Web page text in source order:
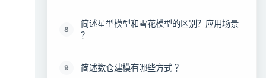
8
简述星型模型和雪花模型的区别？应用场景
？
9 简述数仓建模有哪些方式 ？